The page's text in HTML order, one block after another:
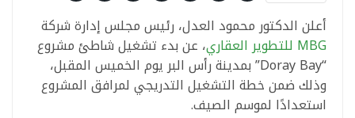
أعلن الدكتور محمود العدل، رئيس مجلس إدارة شركة
MBG للتطوير العقاري
، عن بدء تشغيل شاطئ مشروع
“Doray Bay” بمدينة رأس البر يوم الخميس المقبل،
وذلك ضمن خطة التشغيل التدريجي لمرافق المشروع
استعدادًا لموسم الصيف.